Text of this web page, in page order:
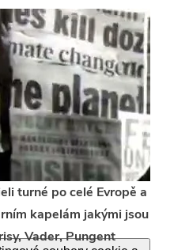
turné po celé Evropě a
kapelám jakými jsou
Vader, Pungent